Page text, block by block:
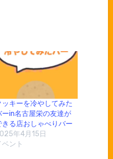
ッキーを冷やしてみた
ーin名古屋栄の友達が
きる店おしゃべりバー
年4月15日
ベント